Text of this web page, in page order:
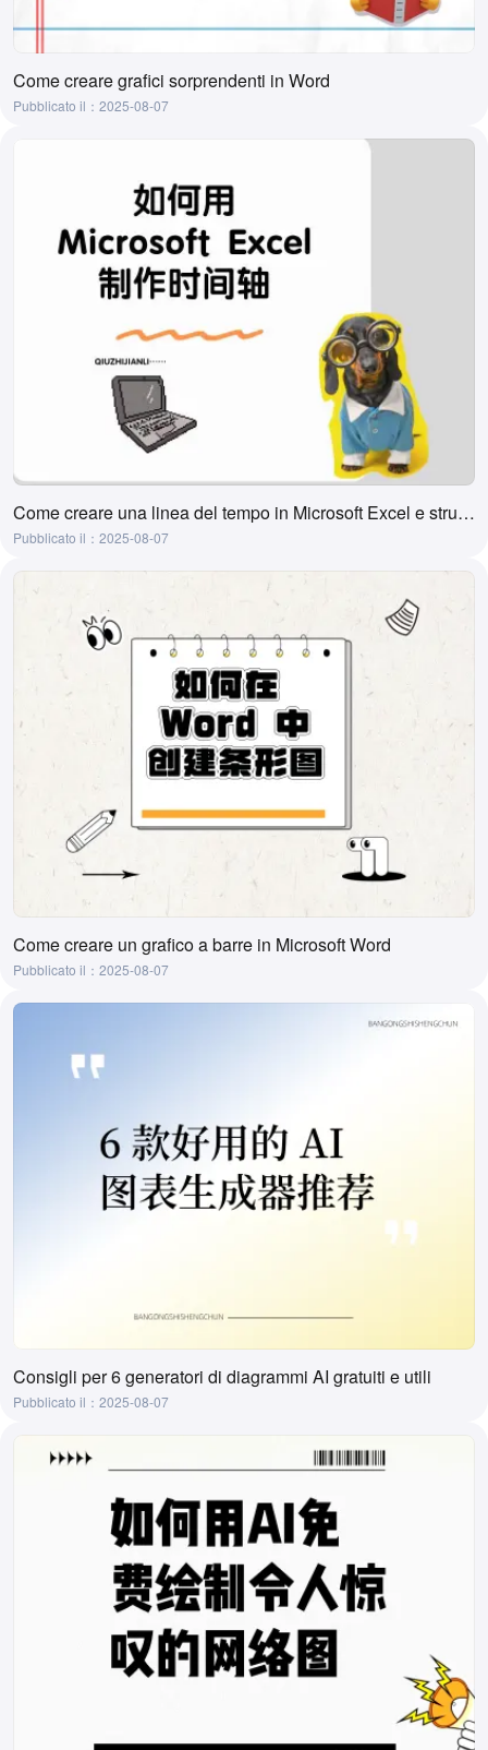
Come creare grafici sorprendenti in Word
Pubblicato il：2025-08-07
Come creare una linea del tempo in Microsoft Excel e strumenti per crearla con un clic
Pubblicato il：2025-08-07
Come creare un grafico a barre in Microsoft Word
Pubblicato il：2025-08-07
Consigli per 6 generatori di diagrammi AI gratuiti e utili
Pubblicato il：2025-08-07